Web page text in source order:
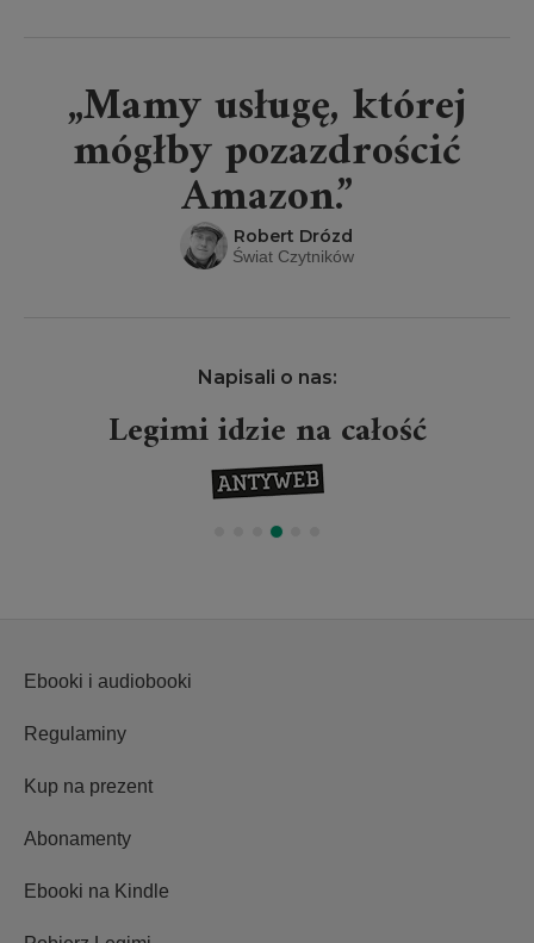
„Mamy usługę, której
mógłby pozazdrościć
Amazon.”
Robert Drózd
Świat Czytników
Napisali o nas:
Legimi idzie na całość
Ebooki i audiobooki
Regulaminy
Kup na prezent
Abonamenty
Ebooki na Kindle